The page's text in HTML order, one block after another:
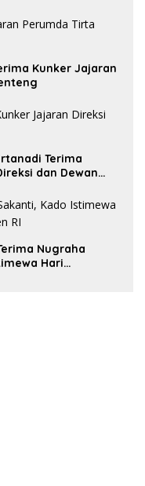
Kunker Jajaran
Terima
dan Dewan
Nugraha
Hari